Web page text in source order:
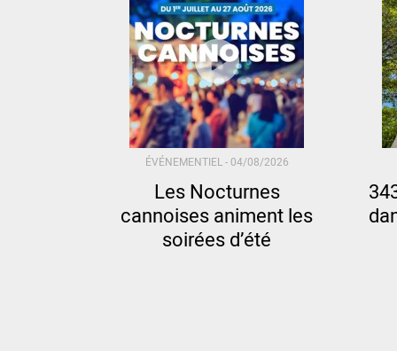
ÉVÉNEMENTIEL - 04/08/2026
Les Nocturnes
cannoises animent les
soirées d’été